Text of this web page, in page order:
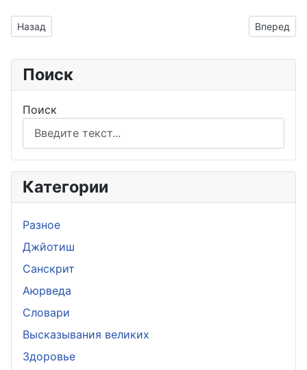
Предыдущий: Шунья мудра
Назад Вперед
Поиск
Поиск
Категории
Разное
Джйотиш
Санскрит
Аюрведа
Словари
Высказывания великих
Здоровье